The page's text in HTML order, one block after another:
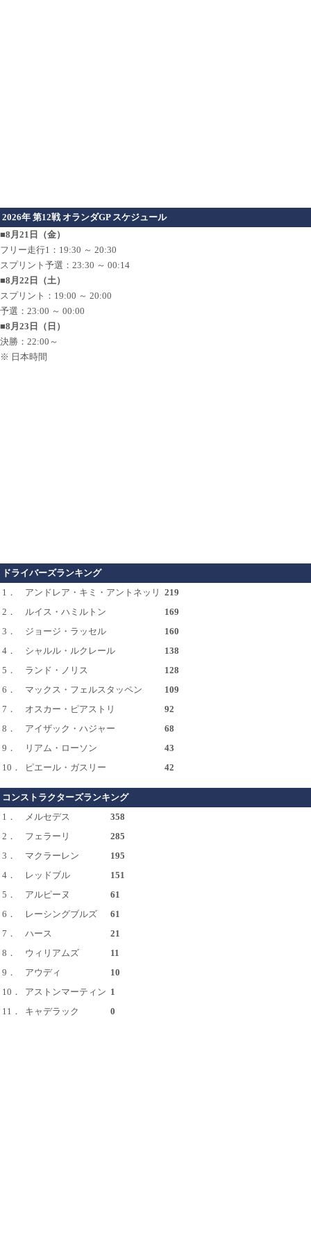
2026年 第12戦 オランダGP スケジュール
■8月21日（金）
フリー走行1：19:30 ～ 20:30
スプリント予選：23:30 ～ 00:14
■8月22日（土）
スプリント：19:00 ～ 20:00
予選：23:00 ～ 00:00
■8月23日（日）
決勝：22:00～
※ 日本時間
ドライバーズランキング
1．
アンドレア・キミ・アントネッリ 219
2．
ルイス・ハミルトン
169
3．
ジョージ・ラッセル
160
4．
シャルル・ルクレール
138
5．
ランド・ノリス
128
6．
マックス・フェルスタッペン
109
7．
オスカー・ピアストリ
92
8．
アイザック・ハジャー
68
9．
リアム・ローソン
43
10．
ピエール・ガスリー 42
コンストラクターズランキング
1．
メルセデス
358
2．
フェラーリ
285
3．
マクラーレン
195
4．
レッドブル
151
5．
アルピーヌ
61
6．
レーシングブルズ
61
7．
ハース
21
8．
ウィリアムズ
11
9．
アウディ
10
10．
アストンマーティン 1
11．
キャデラック 0